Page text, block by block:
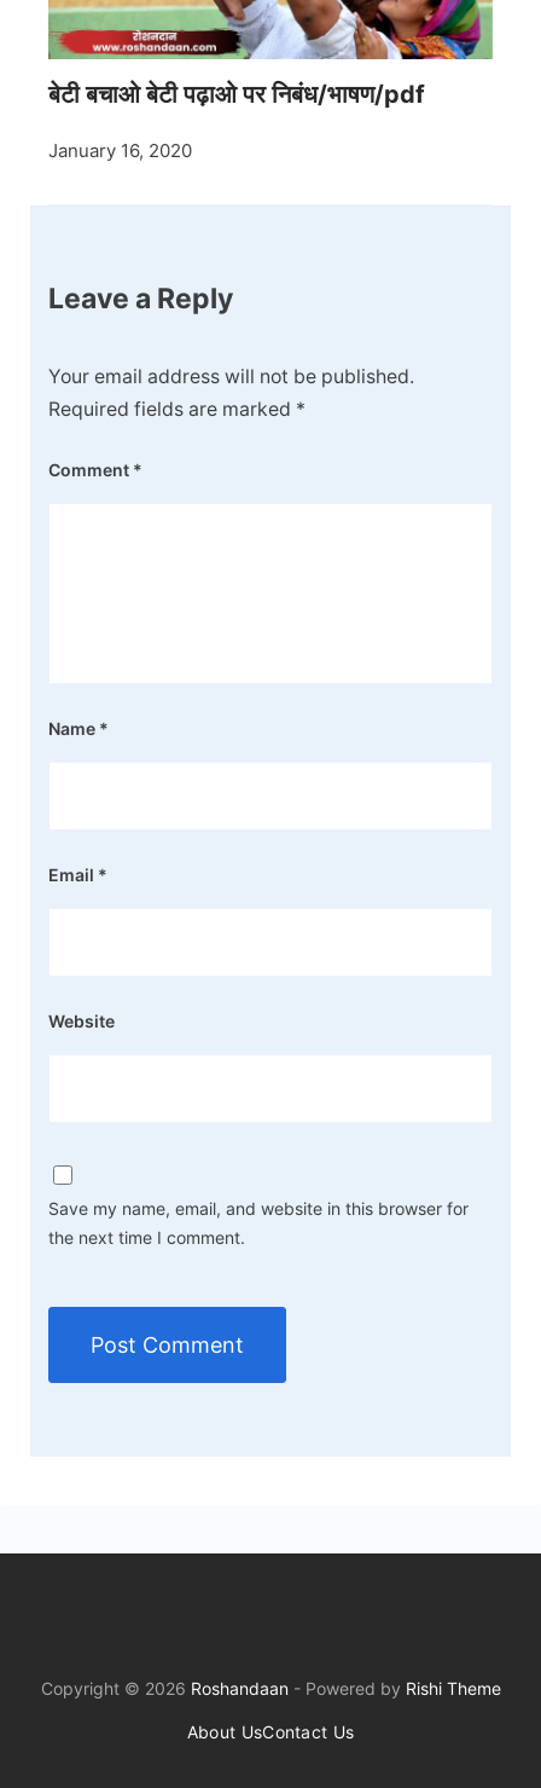
बेटी बचाओ बेटी पढ़ाओ पर निबंध/भाषण/pdf
January 16, 2020
Leave a Reply
Your email address will not be published.
Required fields are marked *
Comment *
Name *
Email *
Website
Save my name, email, and website in this browser for
the next time I comment.
Copyright © 2026 Roshandaan - Powered by Rishi Theme
About UsContact Us